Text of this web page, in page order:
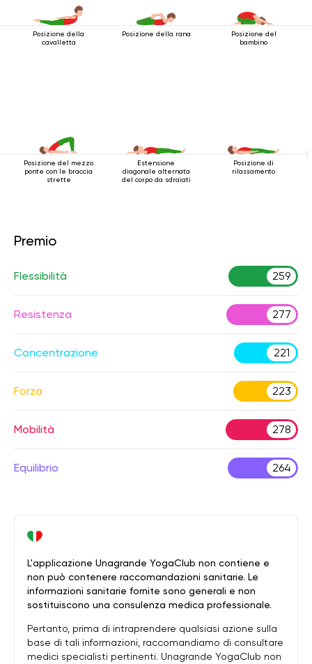
Posizione della
cavalletta
Posizione della rana
Posizione del
bambino
Posizione del mezzo
ponte con le braccia
strette
Estensione
diagonale alternata
del corpo da sdraiati
Posizione di
rilassamento
Premio
Flessibilità 259
Resistenza 277
Concentrazione 221
Forza 223
Mobilità 278
Equilibrio 264
L'applicazione Unagrande YogaClub non contiene e
non può contenere raccomandazioni sanitarie. Le
informazioni sanitarie fornite sono generali e non
sostituiscono una consulenza medica professionale.
Pertanto, prima di intraprendere qualsiasi azione sulla
base di tali informazioni, raccomandiamo di consultare
medici specialisti pertinenti. Unagrande YogaClub non